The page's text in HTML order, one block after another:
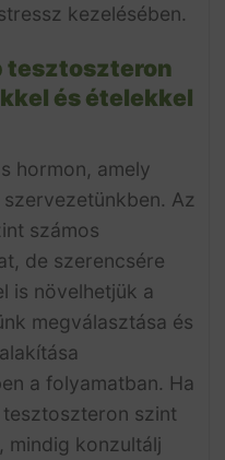
kezelésében.
tesztoszteron
és ételekkel
hormon, amely
Az
számos
de szerencsére
is növelhetjük a
megválasztása és
a folyamatban. Ha
szint
mindig konzultálj